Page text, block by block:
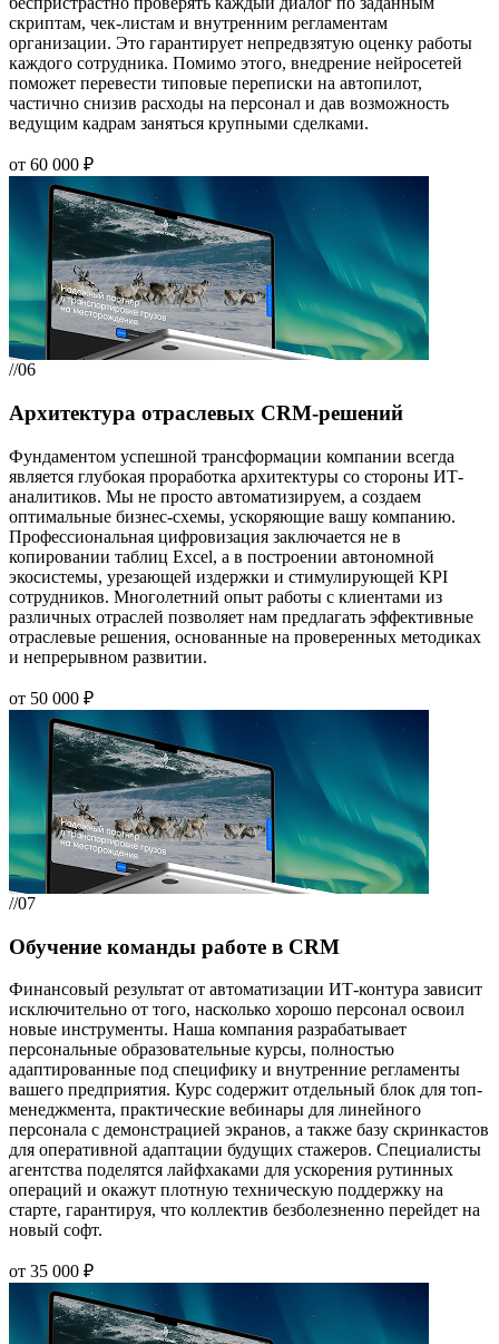
скриптам, чек-листам и внутренним регламентам
организации. Это гарантирует непредвзятую оценку работы
каждого сотрудника. Помимо этого, внедрение нейросетей
поможет перевести типовые переписки на автопилот,
частично снизив расходы на персонал и дав возможность
ведущим кадрам заняться крупными сделками.
от 60 000 ₽
//06
Архитектура отраслевых CRM-решений
Фундаментом успешной трансформации компании всегда
является глубокая проработка архитектуры со стороны ИТ-
аналитиков. Мы не просто автоматизируем, а создаем
оптимальные бизнес-схемы, ускоряющие вашу компанию.
Профессиональная цифровизация заключается не в
копировании таблиц Excel, а в построении автономной
экосистемы, урезающей издержки и стимулирующей KPI
сотрудников. Многолетний опыт работы с клиентами из
различных отраслей позволяет нам предлагать эффективные
отраслевые решения, основанные на проверенных методиках
и непрерывном развитии.
от 50 000 ₽
//07
Обучение команды работе в CRM
Финансовый результат от автоматизации ИТ-контура зависит
исключительно от того, насколько хорошо персонал освоил
новые инструменты. Наша компания разрабатывает
персональные образовательные курсы, полностью
адаптированные под специфику и внутренние регламенты
вашего предприятия. Курс содержит отдельный блок для топ-
менеджмента, практические вебинары для линейного
персонала с демонстрацией экранов, а также базу скринкастов
для оперативной адаптации будущих стажеров. Специалисты
агентства поделятся лайфхаками для ускорения рутинных
операций и окажут плотную техническую поддержку на
старте, гарантируя, что коллектив безболезненно перейдет на
новый софт.
от 35 000 ₽